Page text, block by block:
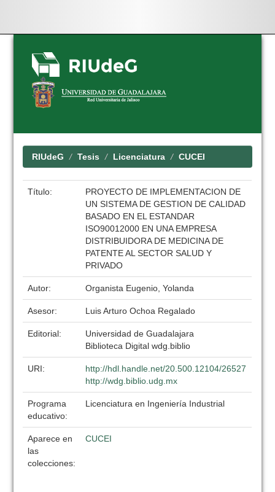
Skip
navigation
RIUdeG Tesis Licenciatura CUCEI
Título:
PROYECTO DE IMPLEMENTACION DE
UN SISTEMA DE GESTION DE CALIDAD
BASADO EN EL ESTANDAR
ISO90012000 EN UNA EMPRESA
DISTRIBUIDORA DE MEDICINA DE
PATENTE AL SECTOR SALUD Y
PRIVADO
Autor: Organista Eugenio, Yolanda
Asesor: Luis Arturo Ochoa Regalado
Editorial:
Universidad de Guadalajara
Biblioteca Digital wdg.biblio
URI:
http://hdl.handle.net/20.500.12104/26527
http://wdg.biblio.udg.mx
Programa
educativo:
Licenciatura en Ingeniería Industrial
Aparece en
las
colecciones:
CUCEI